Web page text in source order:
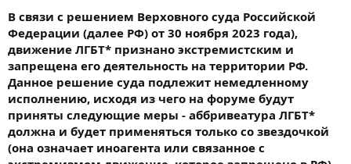
В связи с решением Верховного суда Российской
Федерации (далее РФ) от 30 ноября 2023 года),
движение ЛГБТ* признано экстремистским и
запрещена его деятельность на территории РФ.
Данное решение суда подлежит немедленному
исполнению, исходя из чего на форуме будут
приняты следующие меры - аббривеатура ЛГБТ*
должна и будет применяться только со звездочкой
(она означает иноагента или связанное с